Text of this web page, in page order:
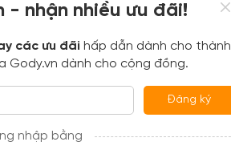
- nhận nhiều ưu đãi!
các ưu đãi hấp dẫn dành cho thành
Gody.vn dành cho cộng đồng.
Đăng ký
nhập bằng